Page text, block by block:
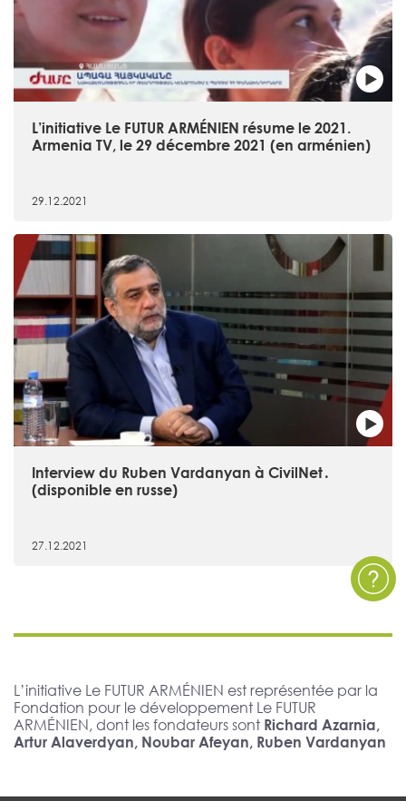
L’initiative Le FUTUR ARMÉNIEN résume le 2021.
Armenia TV, le 29 décembre 2021 (en arménien)
29.12.2021
Interview du Ruben Vardanyan à CivilNet․
(disponible en russe)
27.12.2021
L’initiative Le FUTUR ARMÉNIEN est représentée par la
Fondation pour le développement Le FUTUR
ARMÉNIEN, dont les fondateurs sont Richard Azarnia,
Artur Alaverdyan, Noubar Afeyan, Ruben Vardanyan